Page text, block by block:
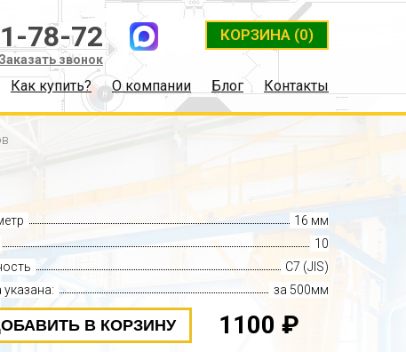
78-72
Заказать звонок
КОРЗИНА (0)
Как купить? О компании Блог Контакты
16 мм
10
C7 (JIS)
указана:
за 500мм
В КОРЗИНУ 1100 ₽